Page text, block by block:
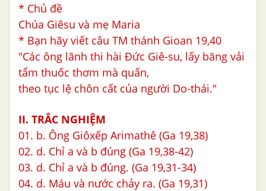
* Chủ đề
Chúa Giêsu và mẹ Maria
* Bạn hãy viết câu TM thánh Gioan 19,40
"Các ông lãnh thi hài Đức Giê-su, lấy băng vải
tẩm thuốc thơm mà quấn,
theo tục lệ chôn cất của người Do-thái."
II. TRẮC NGHIỆM
01. b. Ông Giôxếp Arimathê (Ga 19,38)
02. d. Chỉ a và b đúng (Ga 19,38-42)
03. d. Chỉ a và b đúng. (Ga 19,31-34)
04. d. Máu và nước chảy ra. (Ga 19,31)